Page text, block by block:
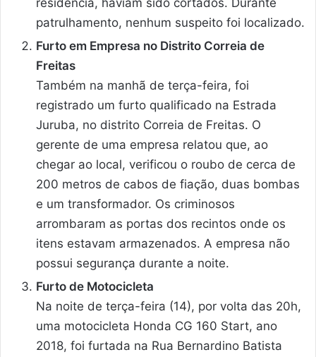
patrulhamento, nenhum suspeito foi localizado.
Furto em Empresa no Distrito Correia de
Freitas
Também na manhã de terça-feira, foi
registrado um furto qualificado na Estrada
Juruba, no distrito Correia de Freitas. O
gerente de uma empresa relatou que, ao
chegar ao local, verificou o roubo de cerca de
200 metros de cabos de fiação, duas bombas
e um transformador. Os criminosos
arrombaram as portas dos recintos onde os
itens estavam armazenados. A empresa não
possui segurança durante a noite.
Furto de Motocicleta
Na noite de terça-feira (14), por volta das 20h,
uma motocicleta Honda CG 160 Start, ano
2018, foi furtada na Rua Bernardino Batista